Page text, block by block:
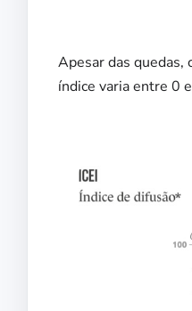
Apesar das quedas,
índice varia entre 0